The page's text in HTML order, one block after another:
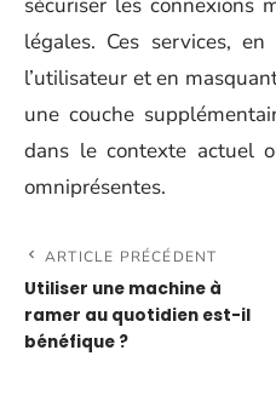
légales. Ces services,
l’utilisateur et en
une couche
dans le contexte actuel
omniprésentes.
ARTICLE PRÉCÉDENT
Utiliser une machine à
ramer au quotidien est-il
bénéfique ?